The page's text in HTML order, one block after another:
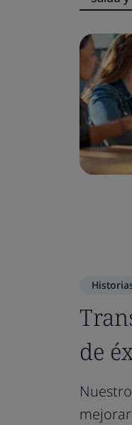
Salud
de